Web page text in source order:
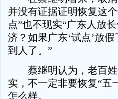
并没有证据证明恢复这
点”也不现实“广东人放
济？如果广东‘试点’放
到人了。”
蔡继明认为，老百姓
实，不一定非要恢复“五
怎么样。